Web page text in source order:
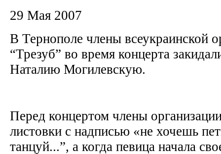
29 Мая 2007
В Тернополе члены всеукраинской
“Трезуб” во время концерта
Наталию Могилевскую.
Перед концертом члены
листовки с надписью «не хочешь
танцуй...”, а когда певица начала